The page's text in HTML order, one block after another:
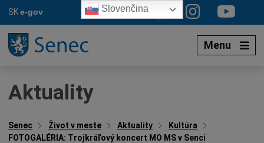
SKe-gov
Menu
Aktuality
Senec Život v meste Aktuality
Kultúra
FOTOGALÉRIA: Trojkráľový koncert MO MS v Senci
Slovenčina